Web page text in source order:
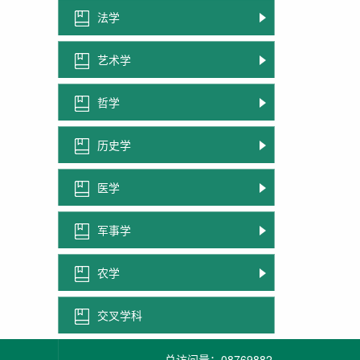
法学
艺术学
哲学
历史学
医学
军事学
农学
交叉学科